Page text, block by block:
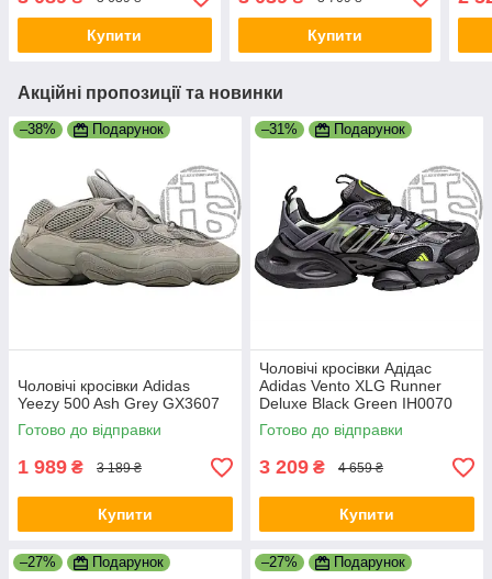
Купити Купити
Акційні пропозиції та новинки
–38% Подарунок
Чоловічі кросівки Adidas
Yeezy 500 Ash Grey GX3607
Готово до відправки
1 989 ₴ 3 189 ₴
Купити
–31% Подарунок
Чоловічі кросівки Адідас
Adidas Vento XLG Runner
Deluxe Black Green IH0070
Готово до відправки
3 209 ₴ 4 659 ₴
Купити
–27% Подарунок –27% Подарунок